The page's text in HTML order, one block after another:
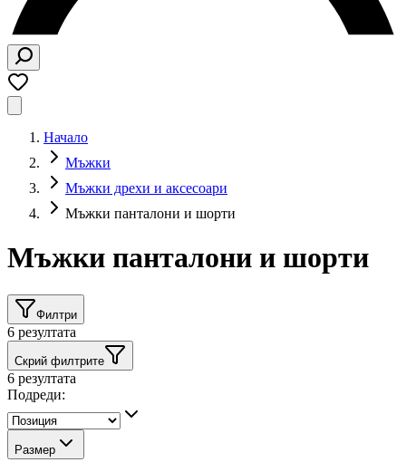
Начало
Мъжки​
Мъжки дрехи и аксесоари
Мъжки панталони и шорти
Мъжки панталони и шорти
Филтри
6 резултата
Скрий филтрите
6 резултата
Подреди:
Размер